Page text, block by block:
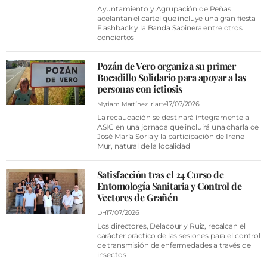
FARMACIAS
HORÓSCOPO
ESQUELAS
CLUB DEL AMIGO MILITANTE
INICIAR SESIÓN
Ayuntamiento y Agrupación de Peñas
adelantan el cartel que incluye una gran fiesta
Flashback y la Banda Sabinera entre otros
conciertos
Pozán de Vero organiza su primer
Bocadillo Solidario para apoyar a las
personas con ictiosis
Myriam Martínez Iriarte17/07/2026
La recaudación se destinará íntegramente a
ASIC en una jornada que incluirá una charla de
José María Soria y la participación de Irene
Mur, natural de la localidad
Satisfacción tras el 24 Curso de
Entomología Sanitaria y Control de
Vectores de Grañén
DH17/07/2026
Los directores, Delacour y Ruiz, recalcan el
carácter práctico de las sesiones para el control
de transmisión de enfermedades a través de
insectos